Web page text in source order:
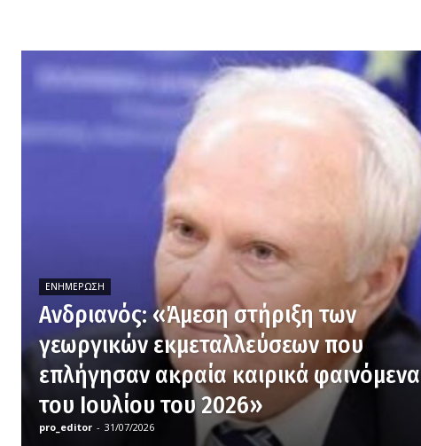
ΕΝΗΜΈΡΩΣΗ
Ανδριανός: «Άμεση στήριξη των
γεωργικών εκμεταλλεύσεων που
επλήγησαν ακραία καιρικά φαινόμενα
του Ιουλίου του 2026»
pro_editor - 31/07/2026